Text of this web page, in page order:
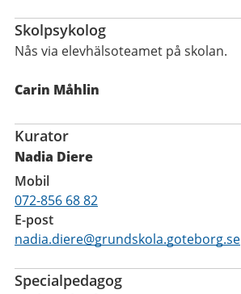
Skolpsykolog
Nås via elevhälsoteamet på skolan.
Carin Måhlin
Kurator
Nadia Diere
Mobil
072-856 68 82
E-post
nadia.diere@grundskola.goteborg.se
Specialpedagog